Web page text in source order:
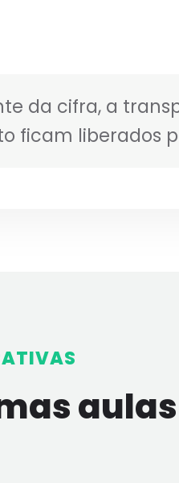
da cifra, a
ficam liberados